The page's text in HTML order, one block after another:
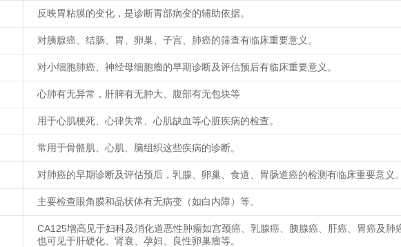
反映胃粘膜的变化，是诊断胃部病变的辅助依据。
对胰腺癌、结肠、胃、卵巢、子宫、肺癌的筛查有临床重要意义。
对小细胞肺癌、神经母细胞瘤的早期诊断及评估预后有临床重要意义。
心肺有无异常，肝脾有无肿大、腹部有无包块等
用于心肌梗死、心律失常、心肌缺血等心脏疾病的检查。
常用于骨骼肌、心肌、脑组织这些疾病的诊断。
对肺癌的早期诊断及评估预后，乳腺、卵巢、食道、胃肠道癌的检测有临床重要意义。
主要检查眼角膜和晶状体有无病变（如白内障）等。
CA125增高见于妇科及消化道恶性肿瘤如宫颈癌、乳腺癌、胰腺癌、肝癌、胃癌及肺
也可见于肝硬化、肾衰、孕妇、良性卵巢瘤等。